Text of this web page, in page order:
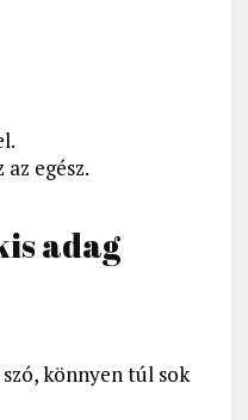
egész.
adag
könnyen túl sok